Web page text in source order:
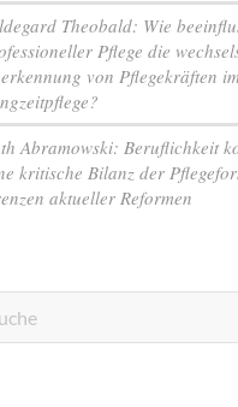
Theobald: Wie
Pflege die
von Pflegekräften
Abramowski: Beruflichkeit
kritische Bilanz der
aktueller Reformen